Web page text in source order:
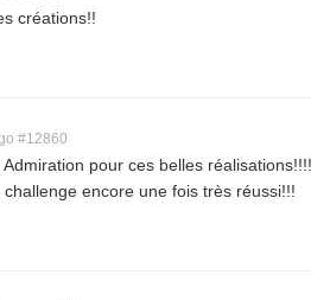
tocréations!!
Permalink
to
comment
#12860
pour ces belles réalisations!!!!
encore une fois très réussi!!!